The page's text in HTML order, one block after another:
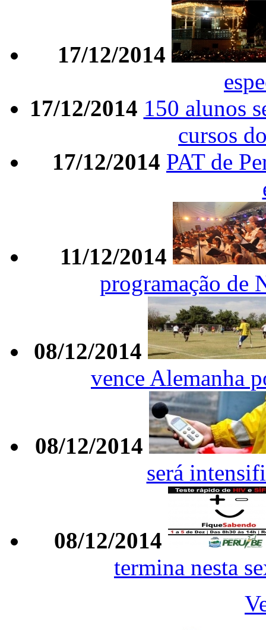
17/12/2014
17/12/2014 150 alunos
cursos
17/12/2014 PAT de
11/12/2014
programação de
08/12/2014
vence Alemanha
08/12/2014
será
08/12/2014
termina nesta